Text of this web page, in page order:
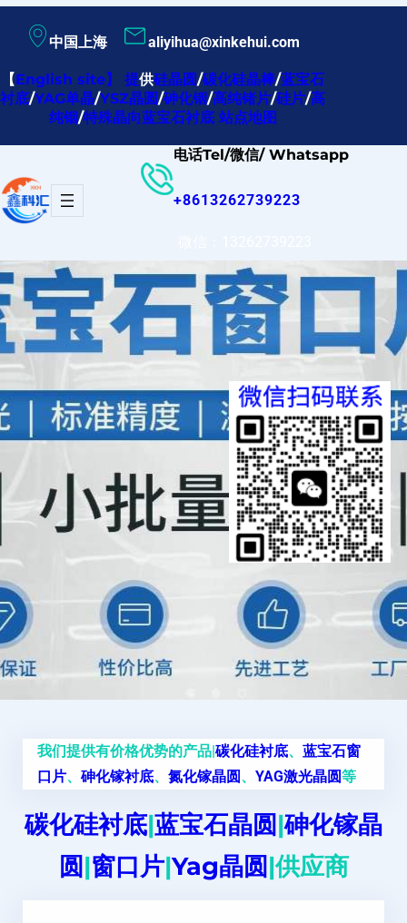
内
容
中国上海 aliyihua@xinkehui.com
【English site】提供硅晶圆/碳化硅晶棒/蓝宝石
衬底/YAG单晶/YSZ晶圆/砷化铟/高纯锗片/硅片/高
纯铟/特殊晶向蓝宝石衬底 站点地图
电话Tel/微信/ Whatsapp
+8613262739223
我们提供有价格优势的产品|碳化硅衬底、 蓝宝石窗
口片、 砷化镓衬底、 氮化镓晶圆、 YAG激光晶圆等
碳化硅衬底|蓝宝石晶圆|砷化镓晶
圆|窗口片|Yag晶圆|供应商